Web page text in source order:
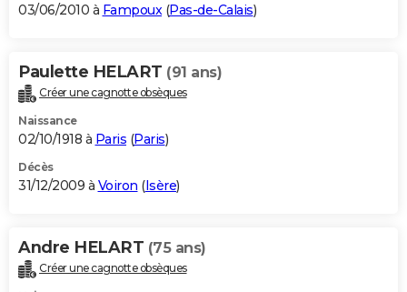
03/06/2010 à Fampoux(Pas-de-Calais)
Paulette HELART (91 ans)
Créer une cagnotte obsèques
Naissance
02/10/1918 à Paris (Paris)
Décès
31/12/2009 à Voiron (Isère)
Andre HELART (75 ans)
Créer une cagnotte obsèques